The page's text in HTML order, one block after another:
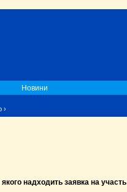
Новини
›
якого надходить заявка на участь